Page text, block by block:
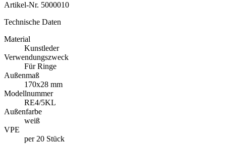
Artikel-Nr. 5000010
Technische Daten
Material
Kunstleder
Verwendungszweck
Für Ringe
Außenmaß
170x28 mm
Modellnummer
RE4/5KL
Außenfarbe
weiß
VPE
per 20 Stück